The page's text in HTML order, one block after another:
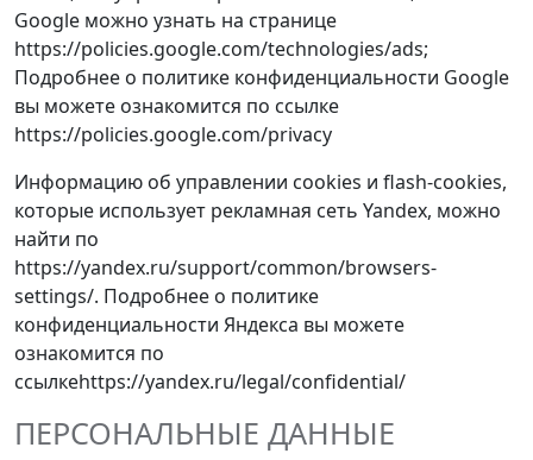
Google можно узнать на странице
https://policies.google.com/technologies/ads;
Подробнее о политике конфиденциальности Google
вы можете ознакомится по ссылке
https://policies.google.com/privacy
Информацию об управлении cookies и flash-cookies,
которые использует рекламная сеть Yandex, можно
найти по
https://yandex.ru/support/common/browsers-
settings/. Подробнее о политике
конфиденциальности Яндекса вы можете
ознакомится по
ссылкеhttps://yandex.ru/legal/confidential/
ПЕРСОНАЛЬНЫЕ ДАННЫЕ